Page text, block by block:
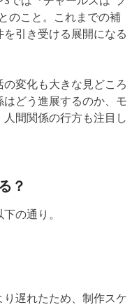
のこと。これまでの補
引き受ける展開になる
変化も大きな見どころ
どう進展するのか、モ
間関係の行方も注目し
？
の通り。
遅れたため、制作スケ